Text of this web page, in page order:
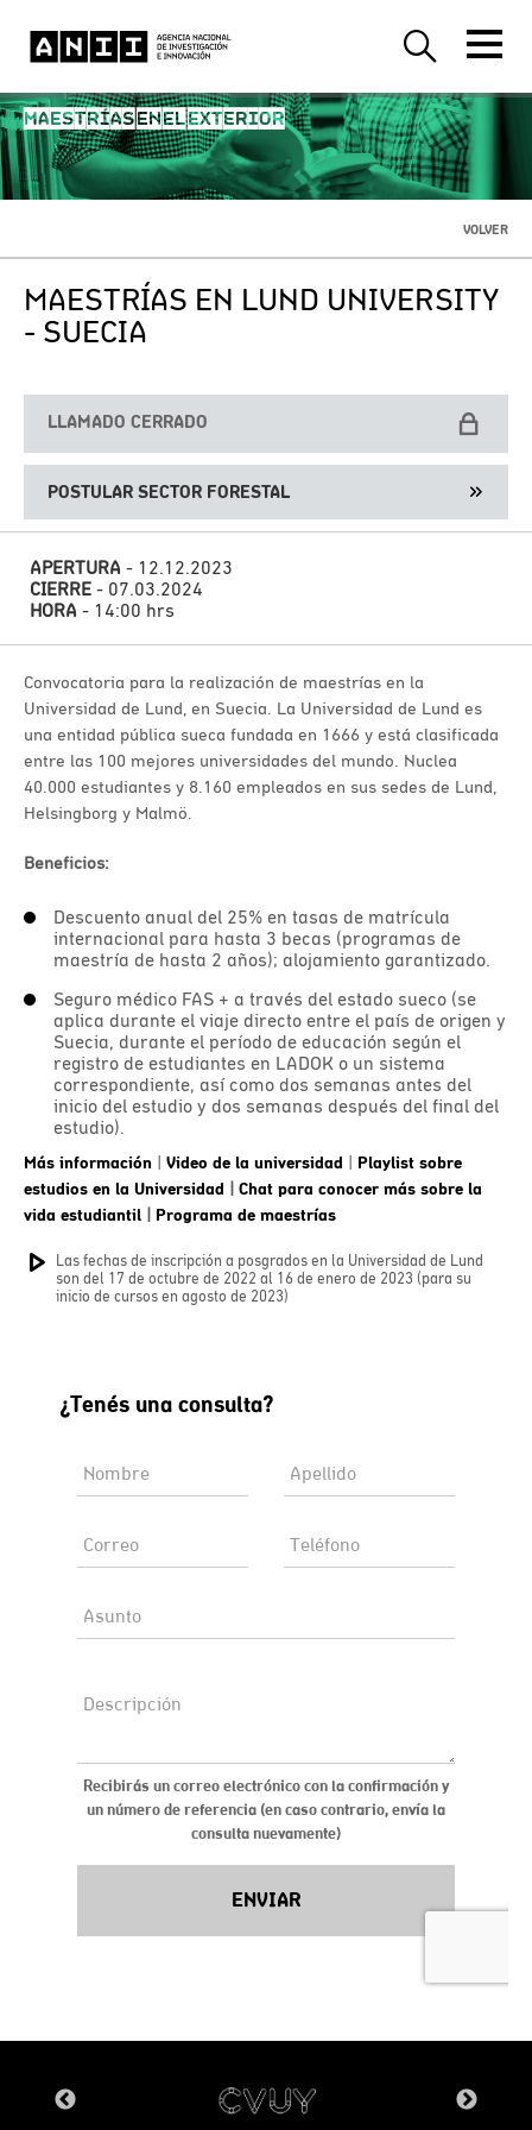
MAESTRÍAS EN EL EXTERIOR
VOLVER
MAESTRÍAS EN LUND UNIVERSITY
- SUECIA
LLAMADO CERRADO
POSTULAR SECTOR FORESTAL
APERTURA - 12.12.2023
CIERRE - 07.03.2024
HORA - 14:00 hrs
Convocatoria para la realización de maestrías en la
Universidad de Lund, en Suecia. La Universidad de Lund es
una entidad pública sueca fundada en 1666 y está clasificada
entre las 100 mejores universidades del mundo. Nuclea
40.000 estudiantes y 8.160 empleados en sus sedes de Lund,
Helsingborg y Malmö.
Beneficios:
Descuento anual del 25% en tasas de matrícula
internacional para hasta 3 becas (programas de
maestría de hasta 2 años); alojamiento garantizado.
Seguro médico FAS + a través del estado sueco (se
aplica durante el viaje directo entre el país de origen y
Suecia, durante el período de educación según el
registro de estudiantes en LADOK o un sistema
correspondiente, así como dos semanas antes del
inicio del estudio y dos semanas después del final del
estudio).
Más información | Video de la universidad | Playlist sobre
estudios en la Universidad | Chat para conocer más sobre la
vida estudiantil | Programa de maestrías
Las fechas de inscripción a posgrados en la Universidad de Lund
son del 17 de octubre de 2022 al 16 de enero de 2023 (para su
inicio de cursos en agosto de 2023)